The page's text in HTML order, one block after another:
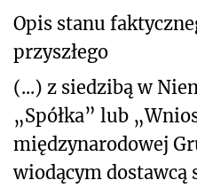
Opis stanu
przyszłego
(...) z siedzibą w
„Spółka” lub
międzynarodowej
wiodącym dostawcą